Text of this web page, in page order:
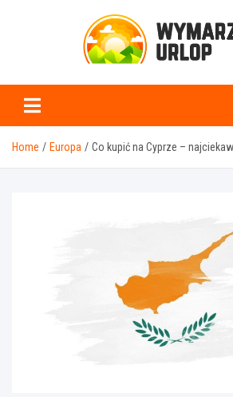
Home Europa Co kupić na Cyprze –